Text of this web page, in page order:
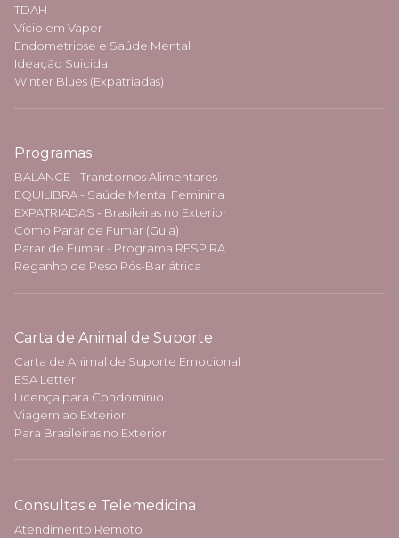
TDAH
Vício em Vaper
Endometriose e Saúde Mental
Ideação Suicida
Winter Blues (Expatriadas)
Programas
BALANCE - Transtornos Alimentares
EQUILIBRA - Saúde Mental Feminina
EXPATRIADAS - Brasileiras no Exterior
Como Parar de Fumar (Guia)
Parar de Fumar - Programa RESPIRA
Reganho de Peso Pós-Bariátrica
Carta de Animal de Suporte
Carta de Animal de Suporte Emocional
ESA Letter
Licença para Condomínio
Viagem ao Exterior
Para Brasileiras no Exterior
Consultas e Telemedicina
Atendimento Remoto